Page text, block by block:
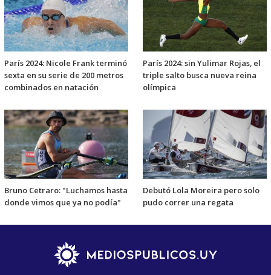
París 2024: Nicole Frank terminó
sexta en su serie de 200 metros
combinados en natación
París 2024: sin Yulimar Rojas, el
triple salto busca nueva reina
olímpica
Bruno Cetraro: "Luchamos hasta
donde vimos que ya no podía"
Debutó Lola Moreira pero solo
pudo correr una regata